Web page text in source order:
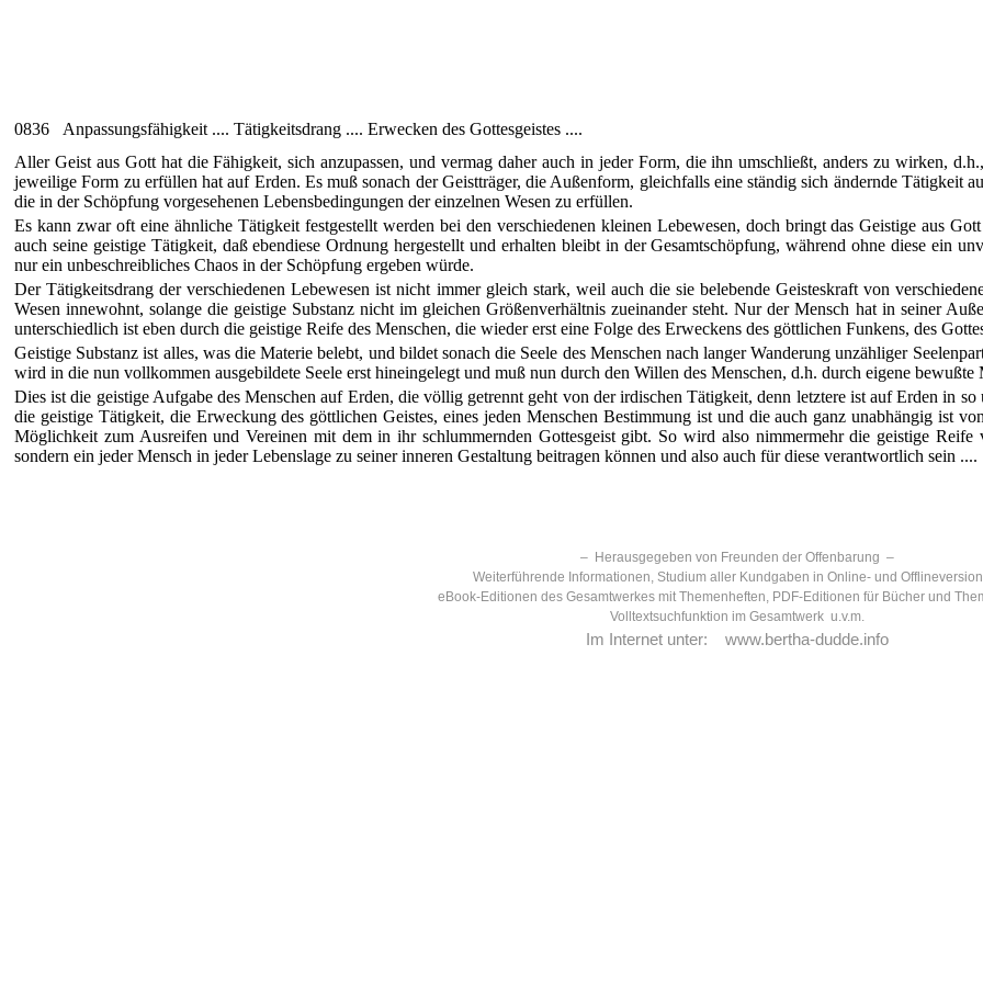
0836 Anpassungsfähigkeit .... Tätigkeitsdrang .... Erwecken des Gottesgeistes ....
Aller Geist aus Gott hat die Fähigkeit, sich anzupassen, und vermag daher auch in jeder Form, die ihn umschließt, anders zu wirken,
jeweilige Form zu erfüllen hat auf Erden. Es muß sonach der Geistträger, die Außenform, gleichfalls eine ständig sich ändernde Tätigkeit
die in der Schöpfung vorgesehenen Lebensbedingungen der einzelnen Wesen zu erfüllen.
Es kann zwar oft eine ähnliche Tätigkeit festgestellt werden bei den verschiedenen kleinen Lebewesen, doch bringt das Geistige aus
auch seine geistige Tätigkeit, daß ebendiese Ordnung hergestellt und erhalten bleibt in der Gesamtschöpfung, während ohne diese ein
nur ein unbeschreibliches Chaos in der Schöpfung ergeben würde.
Der Tätigkeitsdrang der verschiedenen Lebewesen ist nicht immer gleich stark, weil auch die sie belebende Geisteskraft von
Wesen innewohnt, solange die geistige Substanz nicht im gleichen Größenverhältnis zueinander steht. Nur der Mensch hat in seiner
unterschiedlich ist eben durch die geistige Reife des Menschen, die wieder erst eine Folge des Erweckens des göttlichen Funkens, des
Geistige Substanz ist alles, was die Materie belebt, und bildet sonach die Seele des Menschen nach langer Wanderung unzähliger
wird in die nun vollkommen ausgebildete Seele erst hineingelegt und muß nun durch den Willen des Menschen, d.h. durch eigene
Dies ist die geistige Aufgabe des Menschen auf Erden, die völlig getrennt geht von der irdischen Tätigkeit, denn letztere ist auf Erden in
die geistige Tätigkeit, die Erweckung des göttlichen Geistes, eines jeden Menschen Bestimmung ist und die auch ganz unabhängig ist
Möglichkeit zum Ausreifen und Vereinen mit dem in ihr schlummernden Gottesgeist gibt. So wird also nimmermehr die geistige Reife
sondern ein jeder Mensch in jeder Lebenslage zu seiner inneren Gestaltung beitragen können und also auch für diese verantwortlich sein ....
– Herausgegeben von Freunden der Offenbarung –
Weiterführende Informationen, Studium aller Kundgaben in Online- und
eBook-Editionen des Gesamtwerkes mit Themenheften, PDF-Editionen für Bücher und
Volltextsuchfunktion im Gesamtwerk u.v.m.
Im Internet unter: www.bertha-dudde.info